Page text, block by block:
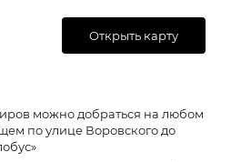
Открыть карту
можно добраться на любом
по улице Воровского до